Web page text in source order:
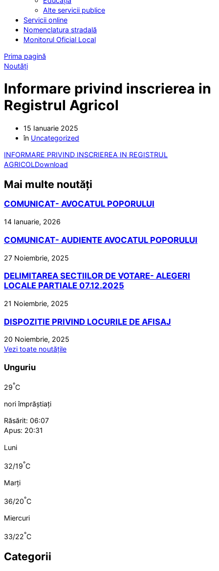
Alte servicii publice
Servicii online
Nomenclatura stradală
Monitorul Oficial Local
Prima pagină
Noutăți
Informare privind inscrierea in
Registrul Agricol
15 Ianuarie 2025
în Uncategorized
INFORMARE PRIVIND INSCRIEREA IN REGISTRUL
AGRICOLDownload
Mai multe noutăți
COMUNICAT- AVOCATUL POPORULUI
14 Ianuarie, 2026
COMUNICAT- AUDIENTE AVOCATUL POPORULUI
27 Noiembrie, 2025
DELIMITAREA SECTIILOR DE VOTARE- ALEGERI
LOCALE PARTIALE 07.12.2025
21 Noiembrie, 2025
DISPOZITIE PRIVIND LOCURILE DE AFISAJ
20 Noiembrie, 2025
Vezi toate noutățile
Unguriu
29°C
nori împrăștiați
Răsărit: 06:07
Apus: 20:31
Luni
32/19°C
Marți
36/20°C
Miercuri
33/22°C
Categorii